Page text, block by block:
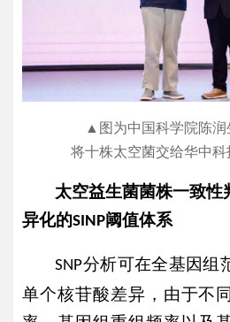
▲图为中国科学院陈润
将十株太空菌交给华中
太空益生菌菌株一致性
异化的SINP阈值体系
SNP分析可在全基因组
单个核苷酸差异，由于不